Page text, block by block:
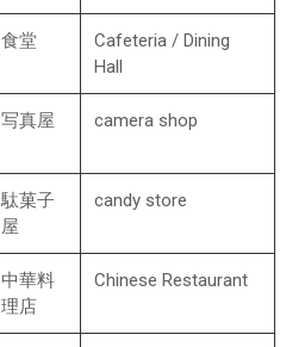
食堂
Cafeteria / Dining
Hall
写真屋 camera shop
駄菓子
屋
candy store
中華料
理店
Chinese Restaurant